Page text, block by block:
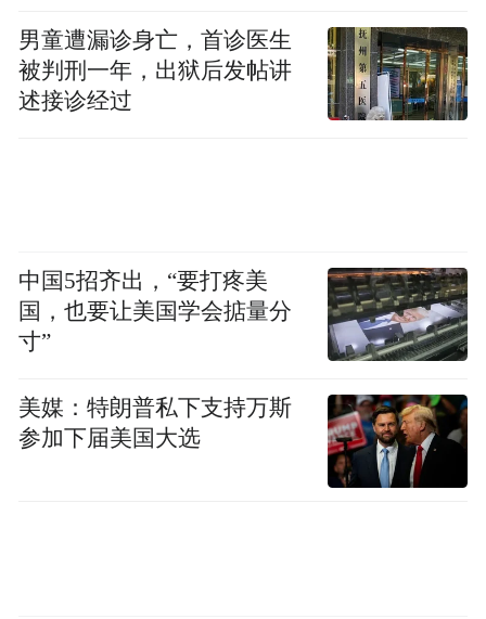
家国情怀支撑他咬牙坚持，不到最后一刻不
会主动放弃国家队里程碑。
两种结局摆在眼前：要么咬牙熬过短期康
男童遭漏诊身亡，首诊医生
被判刑一年，出狱后发帖讲
述接诊经过
中国5招齐出，“要打疼美
国，也要让美国学会掂量分
寸”
美媒：特朗普私下支持万斯
参加下届美国大选